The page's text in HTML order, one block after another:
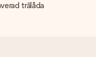
trälåda